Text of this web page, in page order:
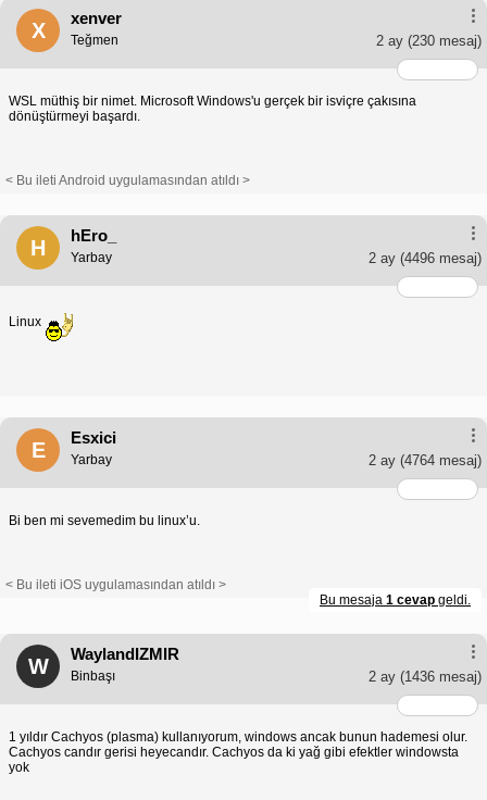
X
xenver
2 ay (230 mesaj)
Teğmen
WSL müthiş bir nimet. Microsoft Windows'u gerçek bir isviçre çakısına
dönüştürmeyi başardı.
< Bu ileti Android uygulamasından atıldı >
H
hEro_
2 ay (4496 mesaj)
Yarbay
Linux
E
Esxici
2 ay (4764 mesaj)
Yarbay
Bi ben mi sevemedim bu linux’u.
< Bu ileti iOS uygulamasından atıldı >
Bu mesaja 1 cevap geldi.
W
WaylandIZMIR
2 ay (1436 mesaj)
Binbaşı
1 yıldır Cachyos (plasma) kullanıyorum, windows ancak bunun hademesi olur.
Cachyos candır gerisi heyecandır. Cachyos da ki yağ gibi efektler windowsta
yok